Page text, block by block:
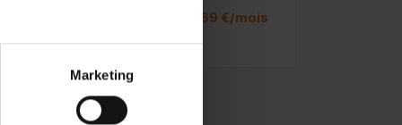
Marketing
566.69 €/mois